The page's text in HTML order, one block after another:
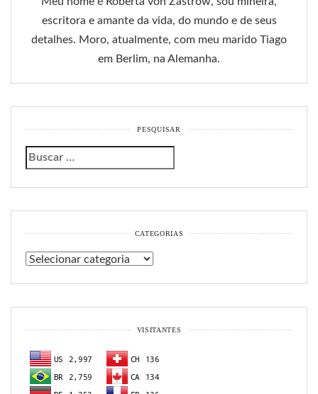
escritora e amante da vida, do mundo e de seus
detalhes. Moro, atualmente, com meu marido Tiago
em Berlim, na Alemanha.
PESQUISAR
CATEGORIAS
Categorias
VISITANTES